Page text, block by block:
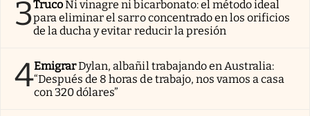
3TrucoNi vinagre ni bicarbonato: el método ideal
para eliminar el sarro concentrado en los orificios
de la ducha y evitar reducir la presión
4EmigrarDylan, albañil trabajando en Australia:
“Después de 8 horas de trabajo, nos vamos a casa
con 320 dólares”